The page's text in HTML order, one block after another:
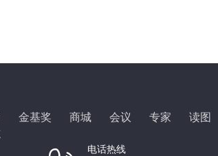
金基奖 商城 会议 专家
读图
电话热线